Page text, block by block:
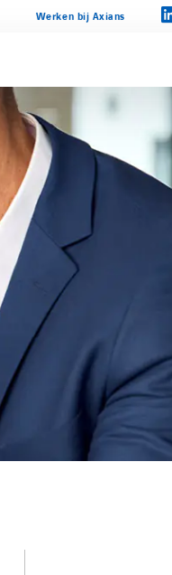
Werken bij Axians